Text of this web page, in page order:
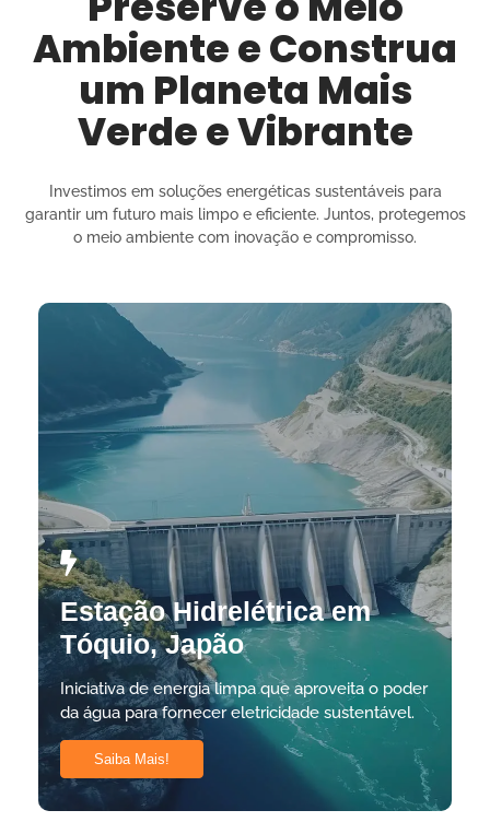
Ambiente e Construa
um Planeta Mais
Verde e Vibrante
Investimos em soluções energéticas sustentáveis para
garantir um futuro mais limpo e eficiente. Juntos, protegemos
o meio ambiente com inovação e compromisso.
Estação Hidrelétrica em
Tóquio, Japão
Iniciativa de energia limpa que aproveita o poder
da água para fornecer eletricidade sustentável.
Saiba Mais!